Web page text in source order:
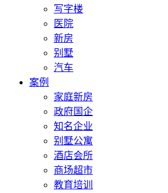
写字楼
医院
新房
别墅
汽车
案例
家庭新房
政府国企
知名企业
别墅公寓
酒店会所
商场超市
教育培训